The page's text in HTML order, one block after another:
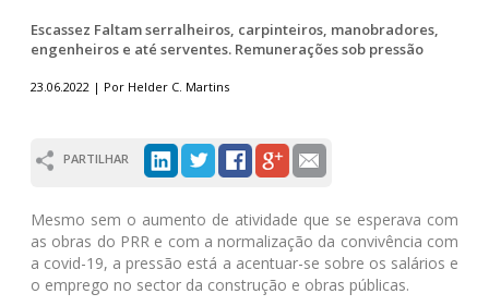
Escassez Faltam serralheiros, carpinteiros, manobradores,
engenheiros e até serventes. Remunerações sob pressão
23.06.2022 | Por Helder C. Martins
PARTILHAR
Mesmo sem o aumento de atividade que se esperava com
as obras do PRR e com a normalização da convivência com
a covid-19, a pressão está a acentuar-se sobre os salários e
o emprego no sector da construção e obras públicas.